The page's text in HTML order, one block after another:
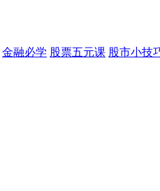
金融必学 股票五元课 股市小技